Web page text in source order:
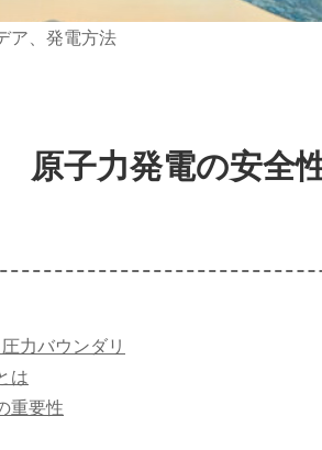
ア、発電方法
原子力発電の安全
力バウンダリ
は
重要性